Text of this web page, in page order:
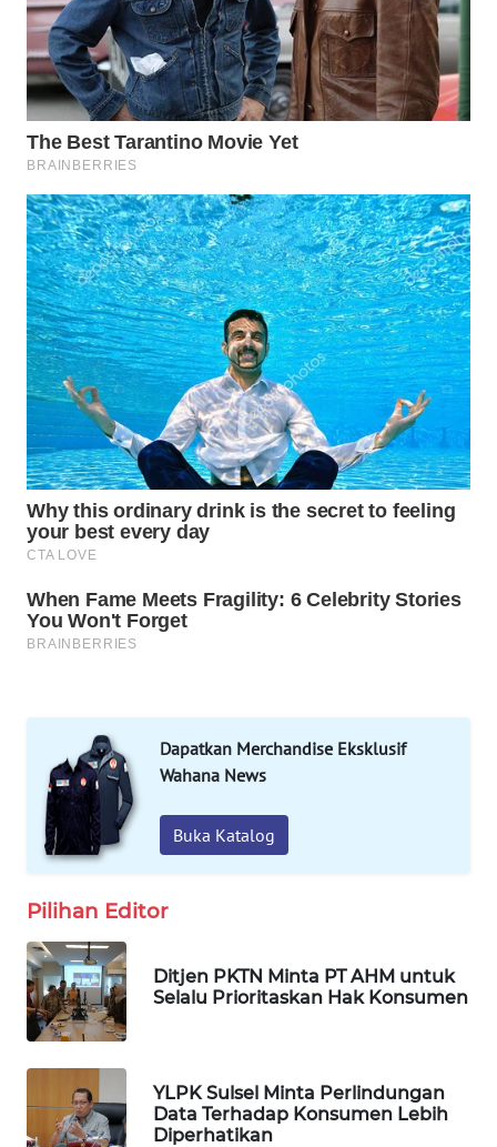
Dapatkan Merchandise Eksklusif
Wahana News
Buka Katalog
Pilihan Editor
Ditjen PKTN Minta PT AHM untuk
Selalu Prioritaskan Hak Konsumen
YLPK Sulsel Minta Perlindungan
Data Terhadap Konsumen Lebih
Diperhatikan
LABUANBAJO
WN
BORNEO
Wahana
Media
Group
WAHANA
NEWS
WAHANA
TANI
WAHANA
ADVOKAT
WAHANA
INFRASTRUKTUR
KONSUMEN
WAHANA
WAHANA
TRAVEL
WAHANA
TV
WAHANANEWS
ID
WAHANANEWS
CO ID
WAHANANEWS
NET